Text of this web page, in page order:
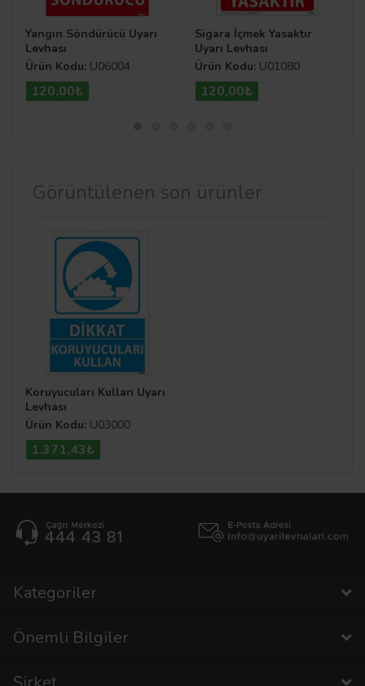
Yangın Söndürücü Uyarı
Levhası
Ürün Kodu: U06004
120,00₺
Sigara İçmek Yasaktır
Uyarı Levhası
Ürün Kodu: U01080
120,00₺
Görüntülenen son ürünler
Koruyucuları Kullan Uyarı
Levhası
Ürün Kodu: U03000
1.371,43₺
Kategoriler
Önemli Bilgiler